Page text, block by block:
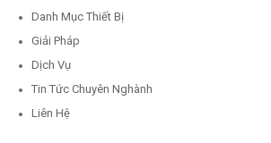
Danh Mục Thiết Bị
Giải Pháp
Dịch Vụ
Tin Tức Chuyên Nghành
Liên Hệ